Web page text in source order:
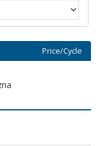
Price/Cycle